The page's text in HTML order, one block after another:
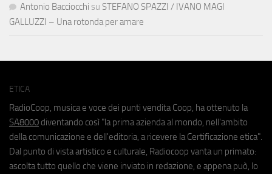
Antonio Bacciocchi su STEFANO SPAZZI / IVANO MAGI
GALLUZZI – Una rotonda per amare
ETICA
RadioCoop, musica e voce dei punti vendita Coop, ha ottenuto la
SA8000 diventando così "la prima azienda al mondo, nell'ambito
della comunicazione e dell'editoria, a ricevere la Certificazione etica".
Dal punto di vista artistico e culturale, Radiocoop vanta un primato:
ascolta tutto quello che viene inviato in redazione, e appena può, lo